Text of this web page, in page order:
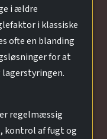
i ældre
i klassiske
ofte en blanding
for at
regelmæssig
kontrol af fugt og